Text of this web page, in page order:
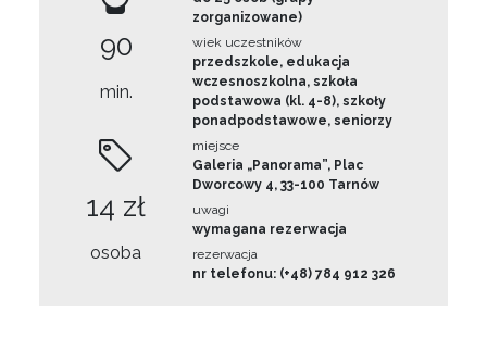
90
min.
14 zł
osoba
zorganizowane)
wiek uczestników
przedszkole, edukacja
wczesnoszkolna, szkoła
podstawowa (kl. 4-8), szkoły
ponadpodstawowe, seniorzy
miejsce
Galeria „Panorama”, Plac
Dworcowy 4, 33-100 Tarnów
uwagi
wymagana rezerwacja
rezerwacja
nr telefonu: (+48) 784 912 326